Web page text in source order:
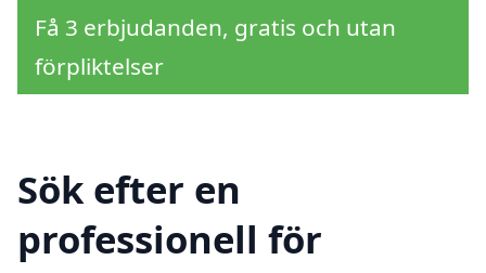
Få 3 erbjudanden, gratis och utan
förpliktelser
Sök efter en
professionell för